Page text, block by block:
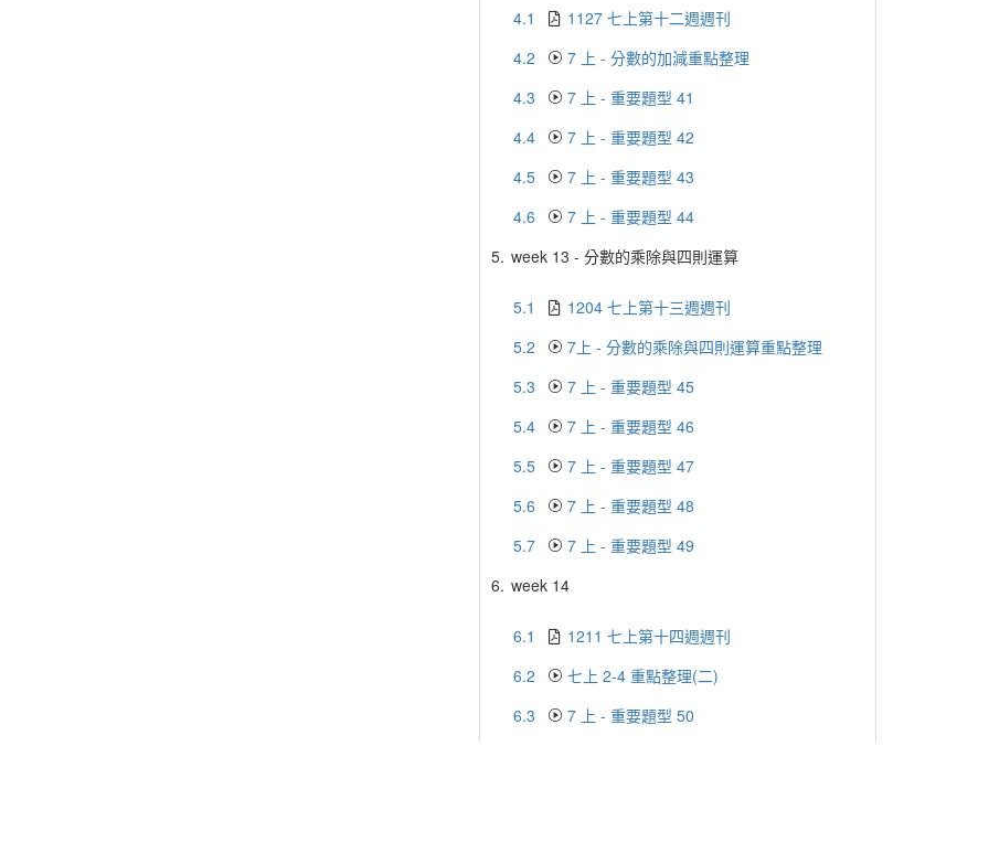
4.1
1127 七上第十二週週刊
4.2
7 上 - 分數的加減重點整理
4.3
7 上 - 重要題型 41
4.4
7 上 - 重要題型 42
4.5
7 上 - 重要題型 43
4.6
7 上 - 重要題型 44
5. week 13 - 分數的乘除與四則運算
5.1
1204 七上第十三週週刊
5.2
7上 - 分數的乘除與四則運算重點整理
5.3
7 上 - 重要題型 45
5.4
7 上 - 重要題型 46
5.5
7 上 - 重要題型 47
5.6
7 上 - 重要題型 48
5.7
7 上 - 重要題型 49
6. week 14
6.1
1211 七上第十四週週刊
6.2
七上 2-4 重點整理(二)
6.3
7 上 - 重要題型 50